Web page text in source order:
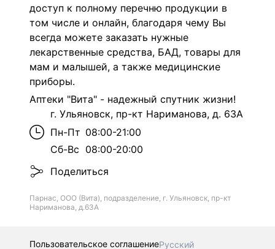
доступ к полному перечню продукции в
том числе и онлайн, благодаря чему Вы
всегда можете заказать нужные
лекарственные средства, БАД, товары для
мам и малышей, а также медицинские
приборы.
Аптеки "Вита" - надежный спутник жизни!
г. Ульяновск, пр-кт Нариманова, д. 63А
Пн-Пт 08:00-21:00
Сб-Вс 08:00-20:00
Поделиться
Парнас, ООО (Вита), подразделение, г. Ульяновск, пр-кт
Нариманова, д.63А
Пользовательское соглашениеРусский